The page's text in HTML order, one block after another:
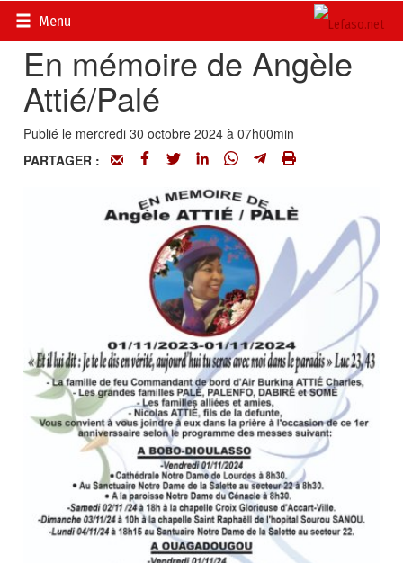
Menu
Accueil>
En mémoire de Angèle
Attié/Palé
Publié le mercredi 30 octobre 2024 à 07h00min
PARTAGER :